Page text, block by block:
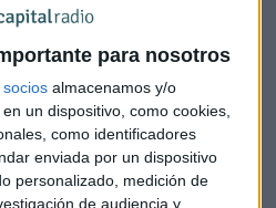
para nosotros
socios almacenamos y/o
un dispositivo, como cookies,
como identificadores
enviada por un dispositivo
personalizado, medición de
de audiencia y